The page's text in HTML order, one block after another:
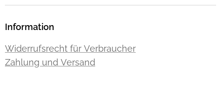
Information
Widerrufsrecht für Verbraucher
Zahlung und Versand